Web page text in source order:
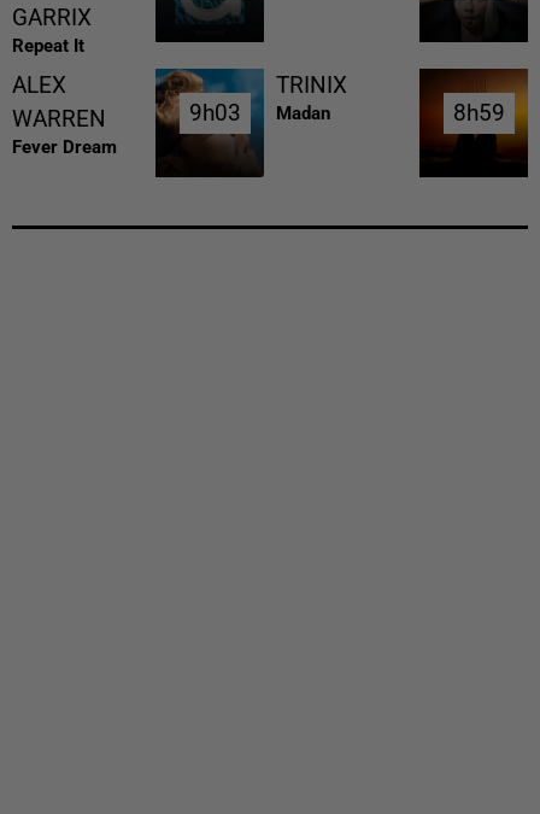
GARRIX
Repeat It
ALEX
WARREN
Fever Dream
9h03
9h03
TRINIX
Madan 8h59
8h59